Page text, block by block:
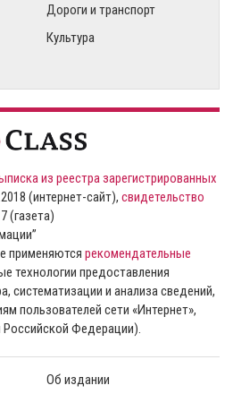
Дороги и транспорт
Культура
из реестра зарегистрированных
(интернет-сайт), свидетельство
(газета)
применяются рекомендательные
технологии предоставления
систематизации и анализа сведений,
пользователей сети «Интернет»,
Российской Федерации).
Об издании